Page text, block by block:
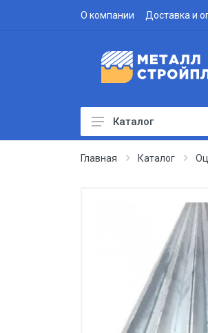
О компании Доставка и
Профнастил
Доборные элементы
Металлочерепица
Сэндвич-панели
Производство
Каталог
Главная Каталог